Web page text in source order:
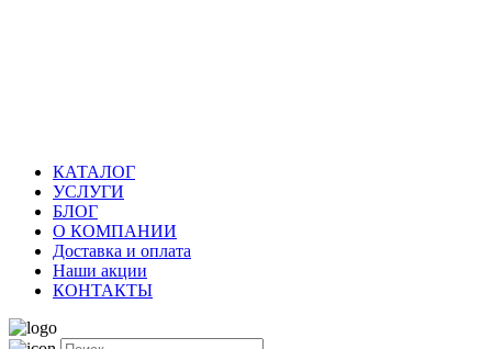
КАТАЛОГ
УСЛУГИ
БЛОГ
О КОМПАНИИ
Доставка и оплата
Наши акции
КОНТАКТЫ